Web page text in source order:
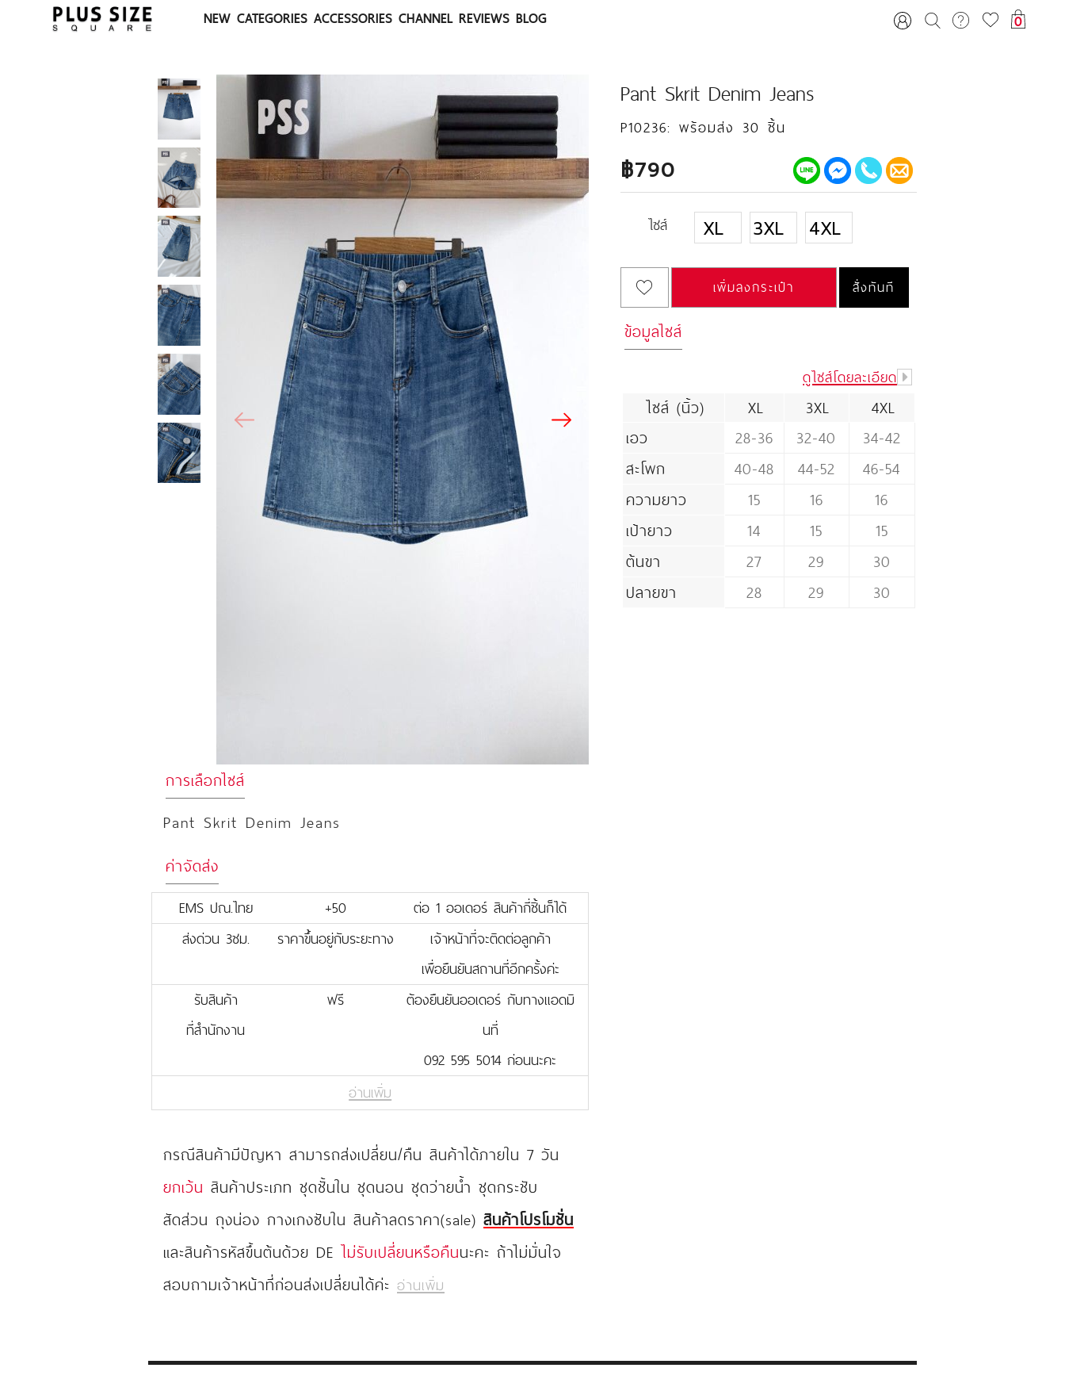
NEW CATEGORIES ACCESSORIES CHANNEL REVIEWS BLOG 0
Pant Skrit Denim Jeans
P10236: พร้อมส่ง 30 ชิ้น
฿790
ไซส์ XL 3XL 4XL
เพิ่มลงกระเป๋า สั่งทันที
ข้อมูลไซส์
ดูไซส์โดยละเอียด
ไซส์ (นิ้ว) XL 3XL
4XL
เอว
28-36 32-40
34-42
สะโพก
40-48 44-52
46-54
ความยาว
15 16
16
เป้ายาว
14 15
15
ต้นขา
27 29
30
ปลายขา
28 29 30
การเลือกไซส์
Pant Skrit Denim Jeans
ค่าจัดส่ง
EMS ปณ.ไทย +50
ต่อ 1 ออเดอร์ สินค้ากี่ชิ้นก็ได้
ส่งด่วน 3ชม.
ราคาขึ้นอยู่กับระยะทาง
เจ้าหน้าที่จะติดต่อลูกค้า
เพื่อยืนยันสถานที่อีกครั้งค่ะ
รับสินค้า
ที่สำนักงาน
ฟรี
ต้องยืนยันออเดอร์ กับทางแอดมิ
นที่
092 595 5014 ก่อนนะคะ
อ่านเพิ่ม
กรณีสินค้ามีปัญหา สามารถส่งเปลี่ยน/คืน สินค้าได้ภายใน 7 วัน
ยกเว้น สินค้าประเภท ชุดชั้นใน ชุดนอน ชุดว่ายน้ำ ชุดกระชับ
สัดส่วน ถุงน่อง กางเกงซับใน สินค้าลดราคา(sale) สินค้าโปรโมชั่น
และสินค้ารหัสขึ้นต้นด้วย DE ไม่รับเปลี่ยนหรือคืนนะคะ ถ้าไม่มั่นใจ
สอบถามเจ้าหน้าที่ก่อนส่งเปลี่ยนได้ค่ะ อ่านเพิ่ม